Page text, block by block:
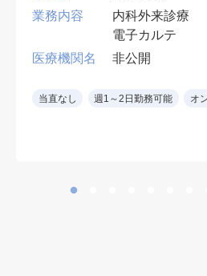
業務内容
内科外来診療
電子カルテ
医療機関名
非公開
当直なし 週1～2日勤務可能 オ